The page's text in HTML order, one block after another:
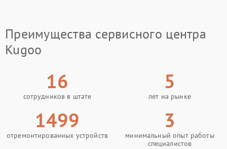
Преимущества сервисного центра
Kugoo
16
сотрудников в штате
5
лет на рынке
1499
отремонтированных устройств
3
минимальный опыт работы
специалистов